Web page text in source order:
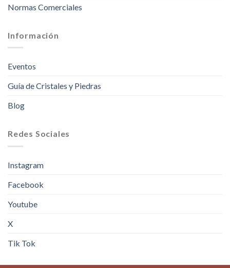
Normas Comerciales
Información
Eventos
Guía de Cristales y Piedras
Blog
Redes Sociales
Instagram
Facebook
Youtube
X
Tik Tok